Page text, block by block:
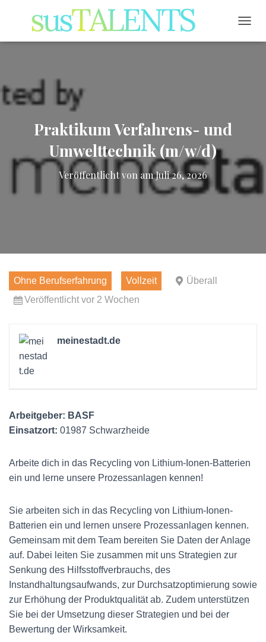
Praktikum Verfahrens- und
Umwelttechnik (m/w/d)
Veröffentlicht von amJuli 26, 2026
Ohne Berufserfahrung Vollzeit
Überall
Veröffentlicht vor 2 Wochen
meinestadt.de
Arbeitgeber: BASF
Einsatzort: 01987 Schwarzheide
Arbeite dich in das Recycling von Lithium-Ionen-Batterien
ein und lerne unsere Prozessanlagen kennen!
Sie arbeiten sich in das Recycling von Lithium-Ionen-
Batterien ein und lernen unsere Prozessanlagen kennen.
Gemeinsam mit dem Team bereiten Sie Daten der Anlage
auf. Dabei leiten Sie zusammen mit uns Strategien zur
Senkung des Hilfsstoffverbrauchs, des
Instandhaltungsaufwands, zur Durchsatzoptimierung sowie
zur Erhöhung der Produktqualität ab. Zudem unterstützen
Sie bei der Umsetzung dieser Strategien und bei der
Bewertung der Wirksamkeit.